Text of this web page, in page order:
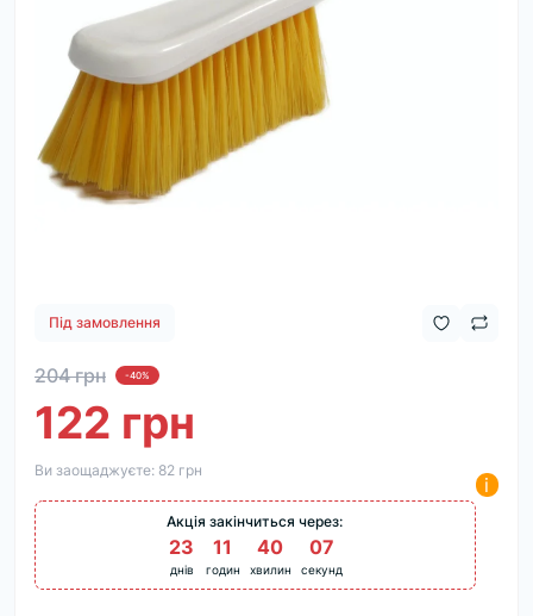
Під замовлення
i
204 грн -40%
122 грн
Ви заощаджуєте: 82 грн
Акція закінчиться через:
23
днів
11
годин
40
хвилин
07
секунд